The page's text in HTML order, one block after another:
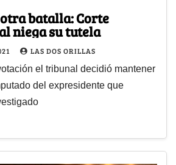
batalla: Corte
niega su tutela
LAS DOS ORILLAS
el tribunal decidió mantener
del expresidente que